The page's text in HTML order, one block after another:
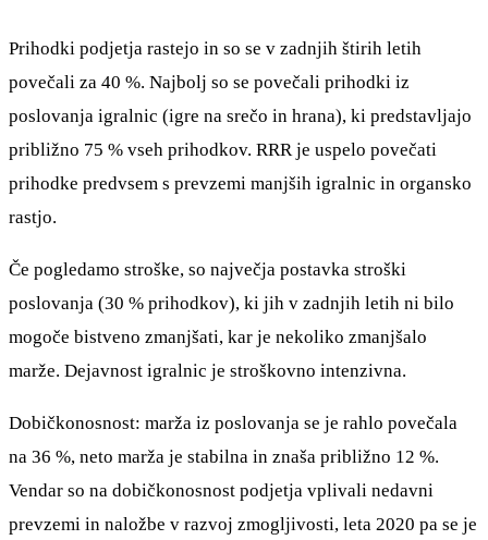
Prihodki podjetja rastejo in so se v zadnjih štirih letih
povečali za 40 %. Najbolj so se povečali prihodki iz
poslovanja igralnic (igre na srečo in hrana), ki predstavljajo
približno 75 % vseh prihodkov. RRR je uspelo povečati
prihodke predvsem s prevzemi manjših igralnic in organsko
rastjo.
Če pogledamo stroške, so največja postavka stroški
poslovanja (30 % prihodkov), ki jih v zadnjih letih ni bilo
mogoče bistveno zmanjšati, kar je nekoliko zmanjšalo
marže. Dejavnost igralnic je stroškovno intenzivna.
Dobičkonosnost: marža iz poslovanja se je rahlo povečala
na 36 %, neto marža je stabilna in znaša približno 12 %.
Vendar so na dobičkonosnost podjetja vplivali nedavni
prevzemi in naložbe v razvoj zmogljivosti, leta 2020 pa se je